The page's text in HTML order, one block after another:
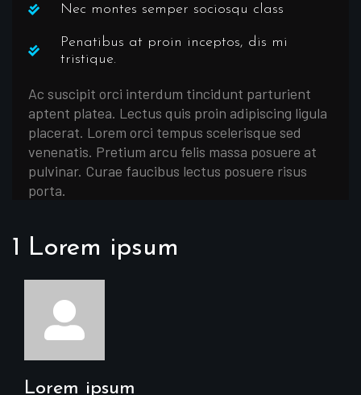
Nec montes semper sociosqu class
Penatibus at proin inceptos, dis mi
tristique.
Ac suscipit orci interdum tincidunt parturient
aptent platea. Lectus quis proin adipiscing ligula
placerat. Lorem orci tempus scelerisque sed
venenatis. Pretium arcu felis massa posuere at
pulvinar. Curae faucibus lectus posuere risus
porta.
1 Lorem ipsum
Lorem ipsum